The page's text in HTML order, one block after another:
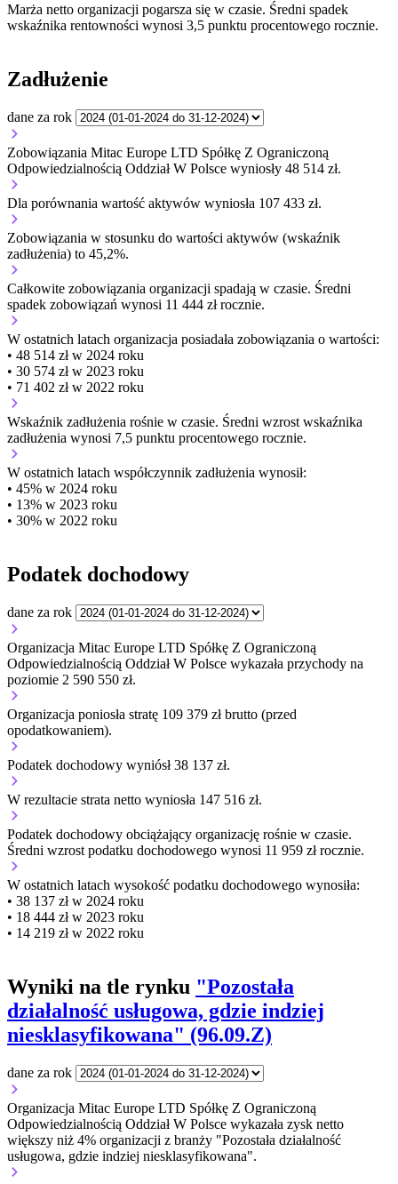
Marża netto organizacji pogarsza się w czasie. Średni spadek
wskaźnika rentowności wynosi 3,5 punktu procentowego rocznie.
Zadłużenie
dane za rok
Zobowiązania Mitac Europe LTD Spółkę Z Ograniczoną
Odpowiedzialnością Oddział W Polsce wyniosły 48 514 zł.
Dla porównania wartość aktywów wyniosła 107 433 zł.
Zobowiązania w stosunku do wartości aktywów (wskaźnik
zadłużenia) to 45,2%.
Całkowite zobowiązania organizacji spadają w czasie. Średni
spadek zobowiązań wynosi 11 444 zł rocznie.
W ostatnich latach organizacja posiadała zobowiązania o wartości:
• 48 514 zł w 2024 roku
• 30 574 zł w 2023 roku
• 71 402 zł w 2022 roku
Wskaźnik zadłużenia rośnie w czasie. Średni wzrost wskaźnika
zadłużenia wynosi 7,5 punktu procentowego rocznie.
W ostatnich latach współczynnik zadłużenia wynosił:
• 45% w 2024 roku
• 13% w 2023 roku
• 30% w 2022 roku
Podatek dochodowy
dane za rok
Organizacja Mitac Europe LTD Spółkę Z Ograniczoną
Odpowiedzialnością Oddział W Polsce wykazała przychody na
poziomie 2 590 550 zł.
Organizacja poniosła stratę 109 379 zł brutto (przed
opodatkowaniem).
Podatek dochodowy wyniósł 38 137 zł.
W rezultacie strata netto wyniosła 147 516 zł.
Podatek dochodowy obciążający organizację rośnie w czasie.
Średni wzrost podatku dochodowego wynosi 11 959 zł rocznie.
W ostatnich latach wysokość podatku dochodowego wynosiła:
• 38 137 zł w 2024 roku
• 18 444 zł w 2023 roku
• 14 219 zł w 2022 roku
Wyniki na tle rynku "Pozostała
działalność usługowa, gdzie indziej
niesklasyfikowana" (96.09.Z)
dane za rok
Organizacja Mitac Europe LTD Spółkę Z Ograniczoną
Odpowiedzialnością Oddział W Polsce wykazała zysk netto
większy niż 4% organizacji z branży "Pozostała działalność
usługowa, gdzie indziej niesklasyfikowana".